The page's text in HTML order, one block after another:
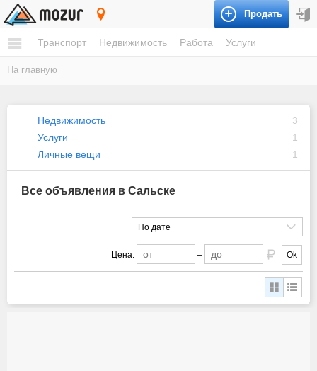
Продать
Транспорт Недвижимость Работа Услуги
На главную
Недвижимость
3
Услуги
1
Личные вещи
1
Все объявления в Сальске
По дате
Цена: – Ok